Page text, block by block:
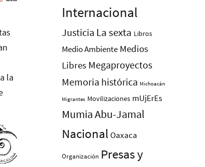
Internacional
Justicia La sexta Libros
Medio Ambiente Medios
Libres Megaproyectos
Memoria histórica Michoacán
Migrantes Movilizaciones mUjErEs
Mumia Abu-Jamal
Nacional Oaxaca
Organización Presas y